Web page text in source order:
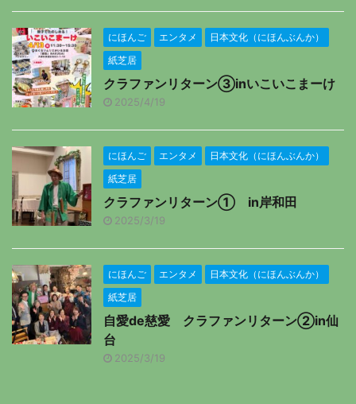
にほんご エンタメ
日本文化（にほんぶんか）
紙芝居
クラファンリターン③inいこいこまーけ
2025/4/19
にほんご エンタメ
日本文化（にほんぶんか）
紙芝居
クラファンリターン① in岸和田
2025/3/19
にほんご エンタメ
日本文化（にほんぶんか）
紙芝居
自愛de慈愛 クラファンリターン②in仙
台
2025/3/19